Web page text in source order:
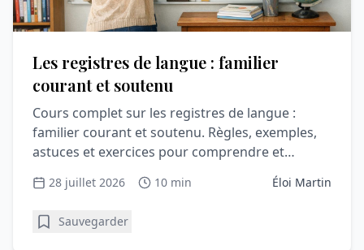
Les registres de langue : familier
courant et soutenu
Cours complet sur les registres de langue :
familier courant et soutenu. Règles, exemples,
astuces et exercices pour comprendre et
28 juillet 2026 10 min Éloi Martin
Sauvegarder